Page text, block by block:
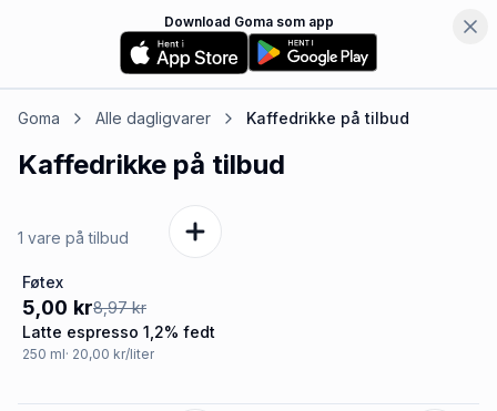
Download Goma som app
Goma Alle dagligvarer Kaffedrikke på tilbud
Kaffedrikke på tilbud
1 vare på tilbud
-44%
Føtex
5,00 kr8,97 kr
Latte espresso 1,2% fedt
250 ml· 20,00 kr/liter